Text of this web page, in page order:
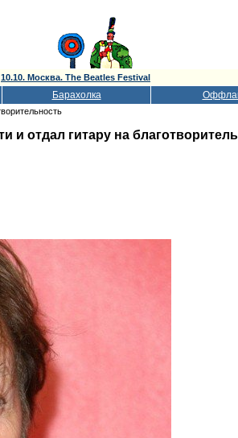
10.10. Москва. The Beatles Festival
Барахолка
и отдал гитару на